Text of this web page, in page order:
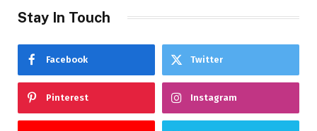
Stay In Touch
Facebook Twitter
Pinterest Instagram